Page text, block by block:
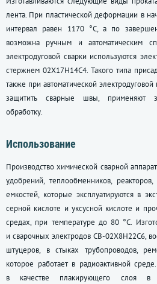
лента. При пластической деформации в
интервал равен 1170 °C, а по
возможна ручным и автоматическим
электродуговой сварки используются
стержнем 02Х17Н14С4. Такого типа
также при автоматической
защитить сварные швы, применяют
обработку.
Использование
Производство химической сварной
удобрений, теплообменников,
емкостей, которые эксплуатируются в
серной кислоте и уксусной кислоте и
средах, при температуре до 80 °C.
и сварочных электродов СВ-02Х8Н22С6,
штуцеров, в стыках трубопроводов,
которое работает в радиоактивной
в качестве плакирующего слоя в